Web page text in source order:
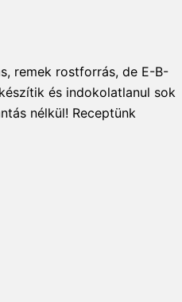
remek rostforrás, de E-B-
és indokolatlanul sok
nélkül! Receptünk